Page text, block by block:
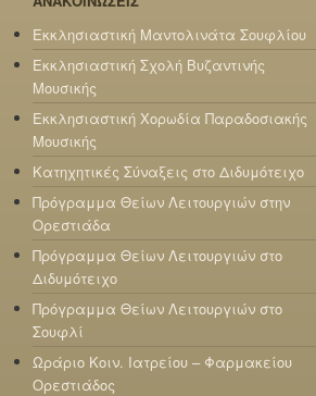
Εκκλησιαστική Μαντολινάτα Σουφλίου
Εκκλησιαστική Σχολή Βυζαντινής
Μουσικής
Εκκλησιαστική Χορωδία Παραδοσιακής
Μουσικής
Κατηχητικές Σύναξεις στο Διδυμότειχο
Πρόγραμμα Θείων Λειτουργιών στην
Ορεστιάδα
Πρόγραμμα Θείων Λειτουργιών στο
Διδυμότειχο
Πρόγραμμα Θείων Λειτουργιών στο
Σουφλί
Ωράριο Κοιν. Ιατρείου – Φαρμακείου
Ορεστιάδος